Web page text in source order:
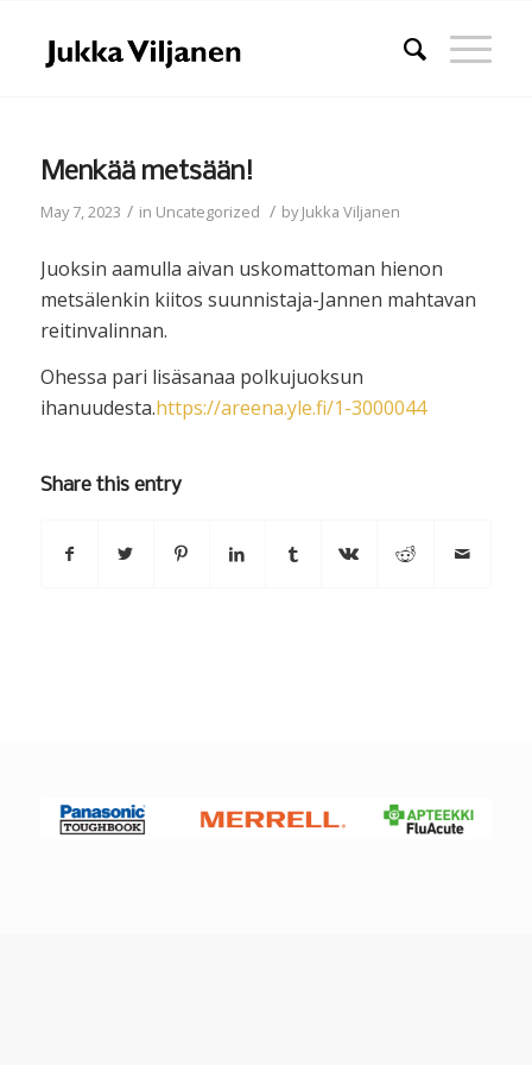
Menkää metsään!
May 7, 2023 / in Uncategorized / byJukka Viljanen
Juoksin aamulla aivan uskomattoman hienon
metsälenkin kiitos suunnistaja-Jannen mahtavan
reitinvalinnan.
Ohessa pari lisäsanaa polkujuoksun
ihanuudesta.https://areena.yle.fi/1-3000044
Share this entry